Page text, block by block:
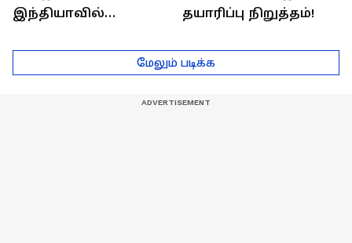
இந்தியாவில்
சார்ஜில் 307கி.மீ
பயணம்!
தயாரிப்பு நிறுத்தம்!
மேலும் படிக்க